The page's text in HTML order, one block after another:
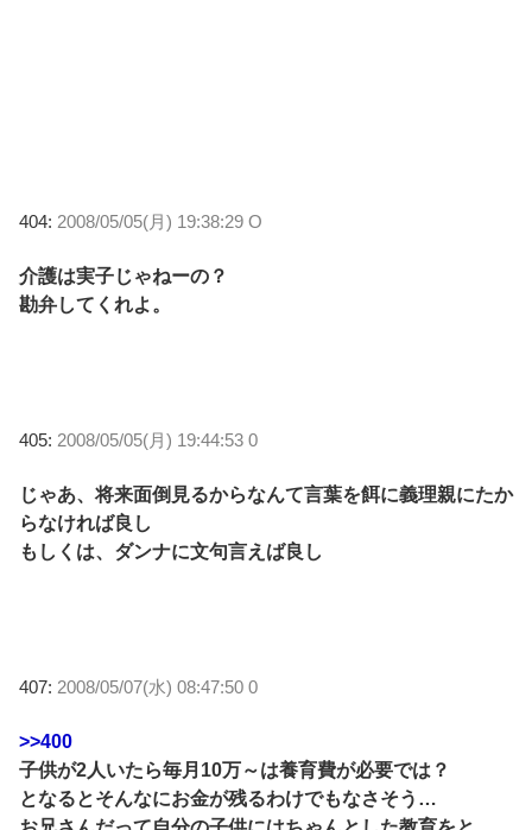
404: 2008/05/05(月) 19:38:29 O
介護は実子じゃねーの？
勘弁してくれよ。
405: 2008/05/05(月) 19:44:53 0
じゃあ、将来面倒見るからなんて言葉を餌に義理親にたか
らなければ良し
もしくは、ダンナに文句言えば良し
407: 2008/05/07(水) 08:47:50 0
>>400
子供が2人いたら毎月10万～は養育費が必要では？
となるとそんなにお金が残るわけでもなさそう…